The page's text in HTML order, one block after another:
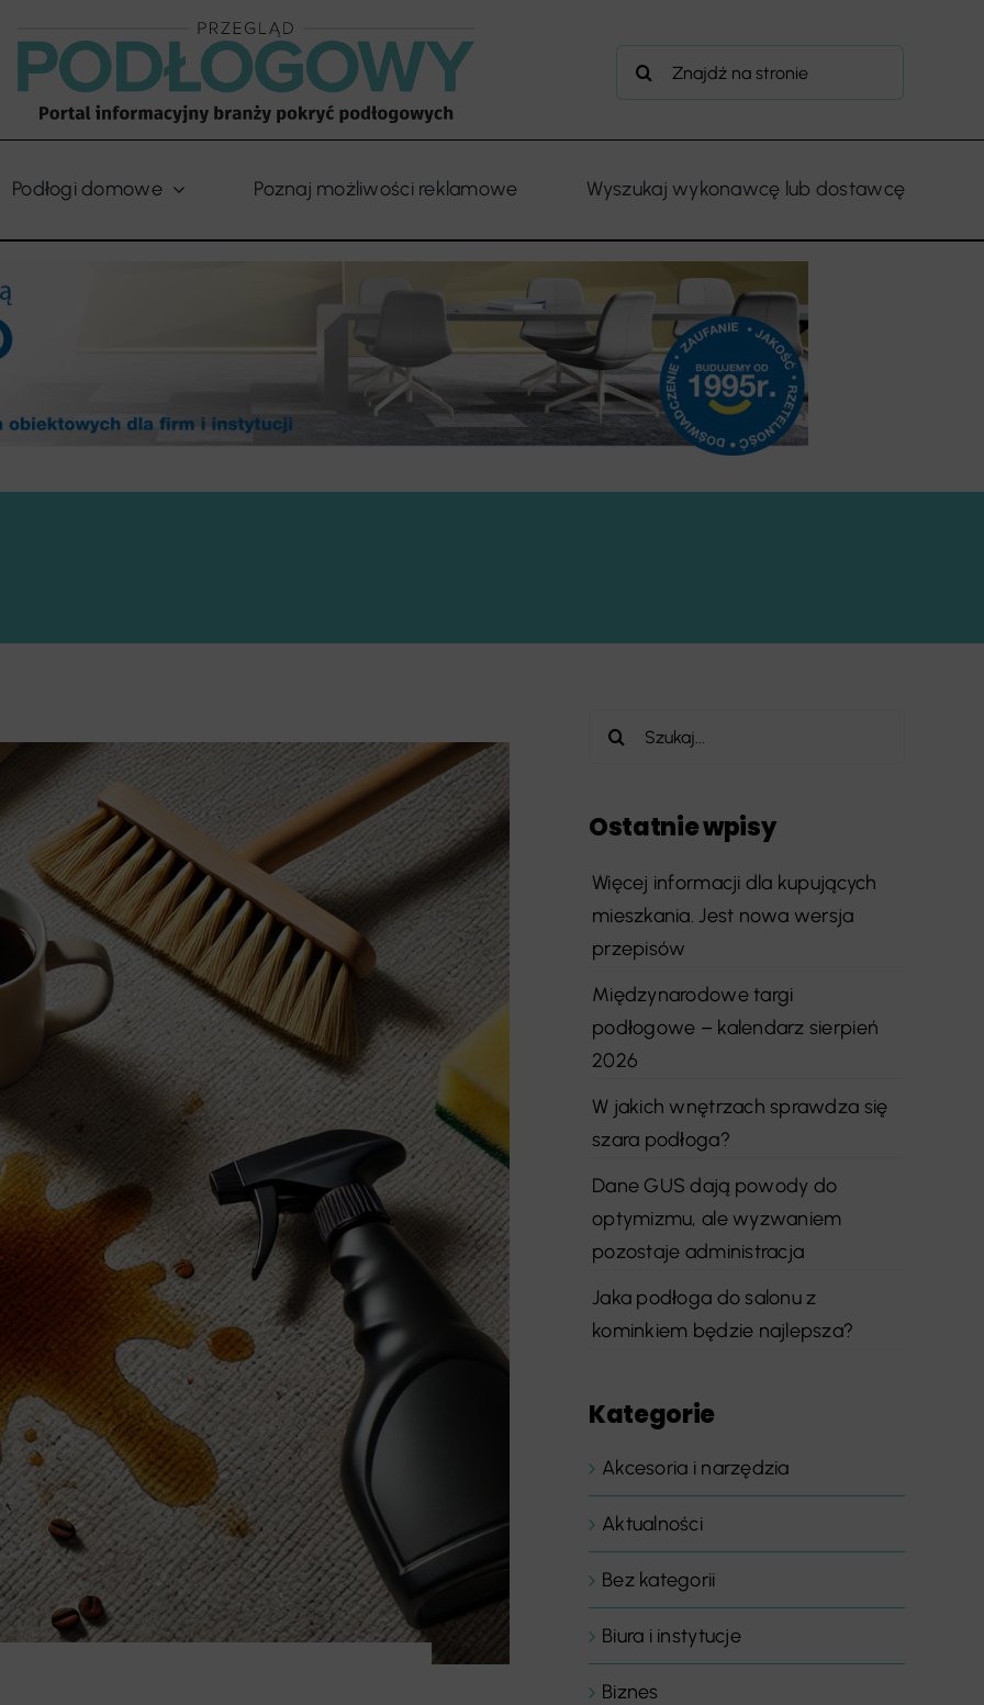
Szukaj
Podłogi domowe Poznaj możliwości reklamowe Wyszukaj wykonawcę lub dostawcę
Szukaj
Ostatnie wpisy
Więcej informacji dla kupujących
mieszkania. Jest nowa wersja
przepisów
Międzynarodowe targi
podłogowe – kalendarz sierpień
2026
W jakich wnętrzach sprawdza się
szara podłoga?
Dane GUS dają powody do
optymizmu, ale wyzwaniem
pozostaje administracja
Jaka podłoga do salonu z
kominkiem będzie najlepsza?
Kategorie
Akcesoria i narzędzia
Aktualności
Bez kategorii
Biura i instytucje
Biznes